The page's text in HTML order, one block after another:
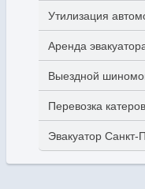
Утилизация
Аренда
Выездной
Перевозка катеров
Эвакуатор Санкт-